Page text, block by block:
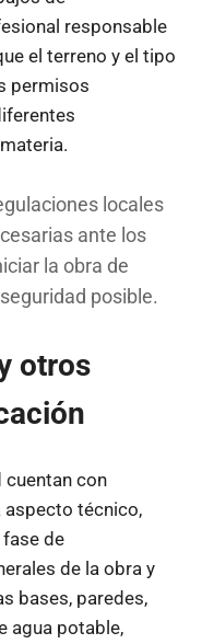
responsable
el terreno y el tipo
permisos
locales
ante los
la obra de
posible.
otros
cuentan con
aspecto técnico,
de
de la obra y
bases, paredes,
agua potable,